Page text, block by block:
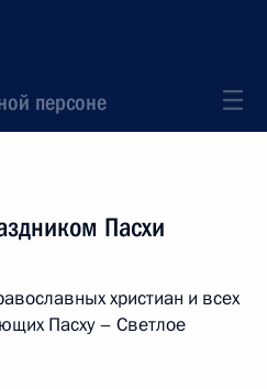
персоне
Пасхи
христиан и всех
Пасху – Светлое